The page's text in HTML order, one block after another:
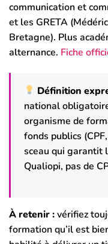
communication et
et les GRETA
Bretagne). Plus
alternance. Fiche
Définition
national
organisme de
fonds publics
sceau qui garantit
Qualiopi, pas de
À retenir :vérifiez
formation qu’il est